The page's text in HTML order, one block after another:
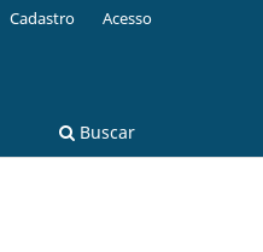
Buscar
Cadastro Acesso